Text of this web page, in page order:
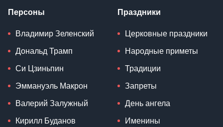
Персоны
Владимир Зеленский
Дональд Трамп
Си Цзиньпин
Эммануэль Макрон
Валерий Залужный
Кирилл Буданов
Праздники
Церковные праздники
Народные приметы
Традиции
Запреты
День ангела
Именины